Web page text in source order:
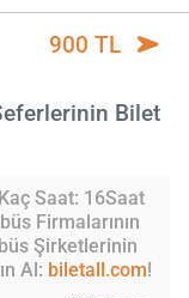
900 TL
Bilet
Saat: 16Saat
Firmalarının
Şirketlerinin
Al: biletall.com!